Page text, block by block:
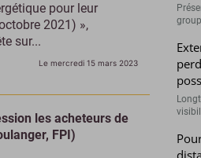
pour leur
2021) »,
sur...
Le mercredi 15 mars 2023
les acheteurs de
FPI)